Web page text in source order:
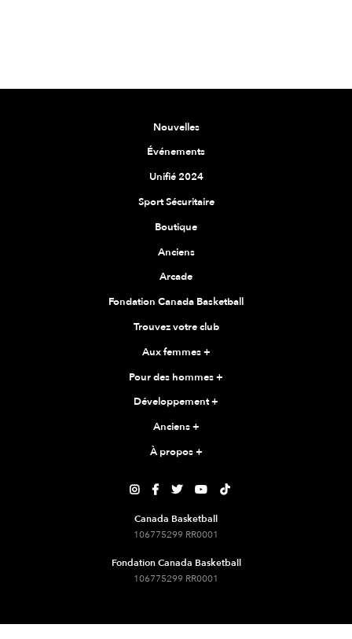
Nouvelles
Événements
Unifié 2024
Sport Sécuritaire
Boutique
Anciens
Arcade
Fondation Canada Basketball
Trouvez votre club
Aux femmes+
Pour des hommes+
Développement+
Anciens+
À propos+
    
Canada Basketball
106775299 RR0001
Fondation Canada Basketball
106775299 RR0001